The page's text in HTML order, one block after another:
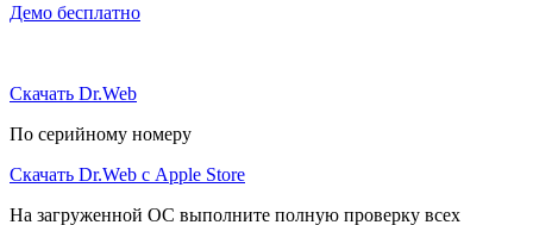
Демо бесплатно
Скачать Dr.Web
По серийному номеру
Скачать Dr.Web с Apple Store
На загруженной ОС выполните полную проверку всех